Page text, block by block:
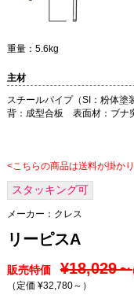
重量：5.6kg
主材
スチールパイプ（SI：粉体塗
背：成型合板 表面材：ブナ
<こちらの商品は送料が掛か
スタッキング可
メーカー： クレス
リーピスA
販売特価 ¥18,029～
（定価 ¥32,780～ ）